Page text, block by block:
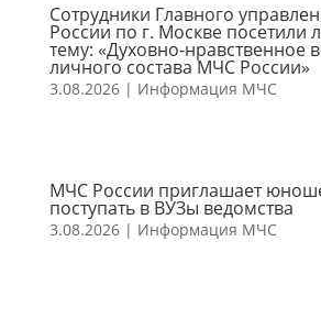
Сотрудники Главного
России по г. Москве посетили
тему: «Духовно-нравственное
личного состава МЧС России»
3.08.2026| Информация МЧС
МЧС России приглашает
поступать в ВУЗы ведомства
3.08.2026| Информация МЧС